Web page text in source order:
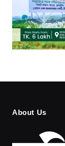
About Us